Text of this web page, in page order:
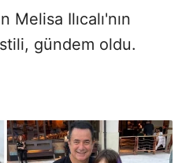
Ilıcalı'nın
gündem oldu.